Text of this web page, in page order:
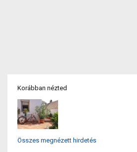
Korábban nézted
Összes megnézett hirdetés